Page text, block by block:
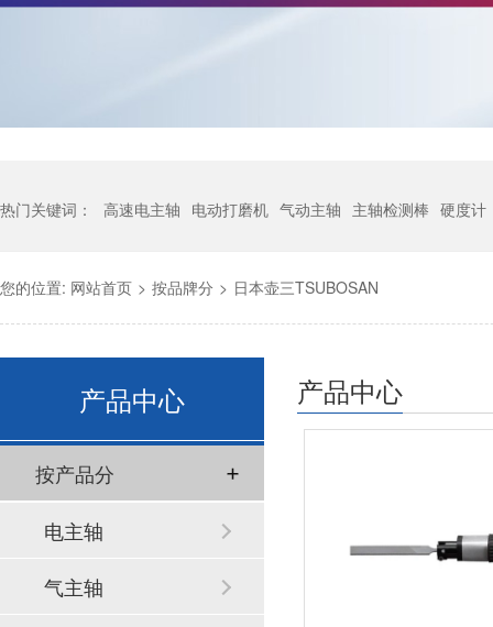
热门关键词： 高速电主轴 电动打磨机 气动主轴 主轴检测棒 硬度计
您的位置: 网站首页 > 按品牌分 > 日本壶三TSUBOSAN
产品中心
产品中心
按产品分
电主轴
气主轴